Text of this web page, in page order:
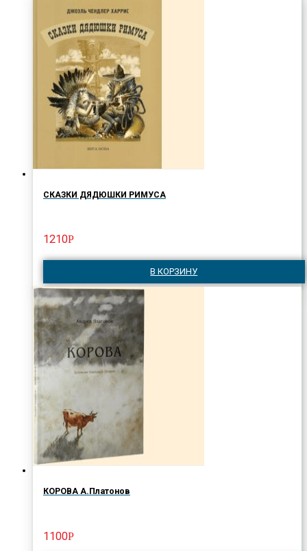
СКАЗКИ ДЯДЮШКИ РИМУСА
1210Р
В КОРЗИНУ
КОРОВА А.Платонов
1100Р